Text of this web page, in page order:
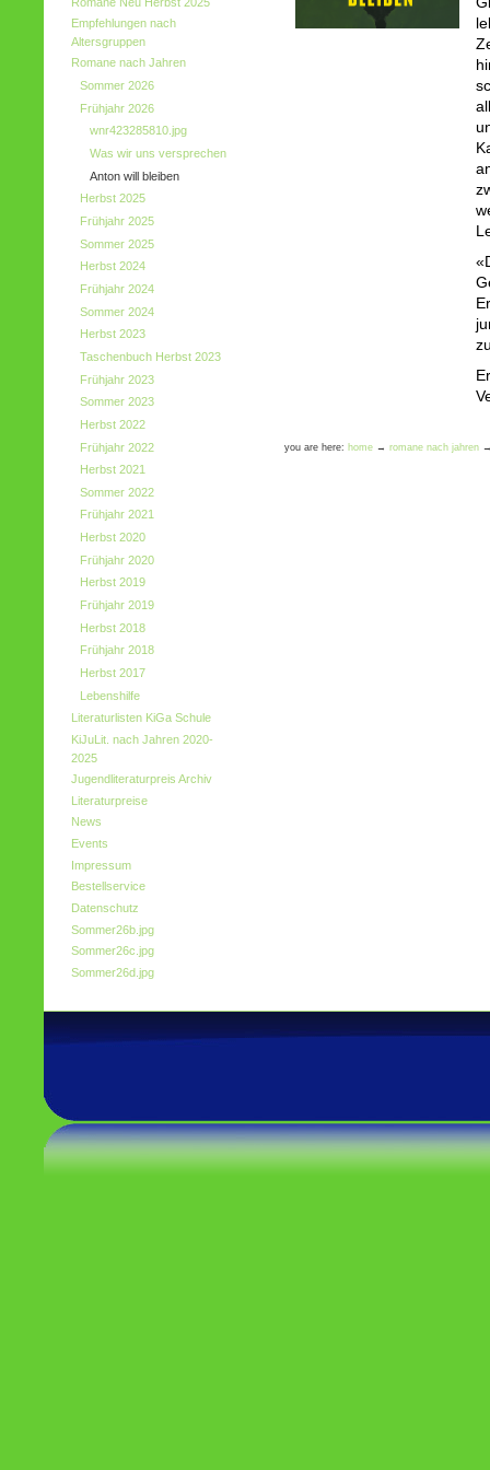
Empfehlungen nach
Altersgruppen
Romane nach Jahren
Sommer 2026
Frühjahr 2026
wnr423285810.jpg
Was wir uns versprechen
Anton will bleiben
Herbst 2025
Frühjahr 2025
Sommer 2025
Herbst 2024
Frühjahr 2024
Sommer 2024
Herbst 2023
Taschenbuch Herbst 2023
Frühjahr 2023
Sommer 2023
Herbst 2022
Frühjahr 2022
Herbst 2021
Sommer 2022
Frühjahr 2021
Herbst 2020
Frühjahr 2020
Herbst 2019
Frühjahr 2019
Herbst 2018
Frühjahr 2018
Herbst 2017
Lebenshilfe
Literaturlisten KiGa Schule
KiJuLit. nach Jahren 2020-
2025
Jugendliteraturpreis Archiv
Literaturpreise
News
Events
Impressum
Bestellservice
Datenschutz
Sommer26b.jpg
Sommer26c.jpg
Sommer26d.jpg
you are here: home → romane nach jahren